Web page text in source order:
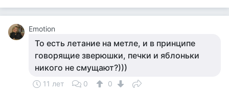
Emotion
То есть летание на метле, и в принципе
говорящие зверюшки, печки и яблоньки
никого не смущают?)))
11 лет 0 0